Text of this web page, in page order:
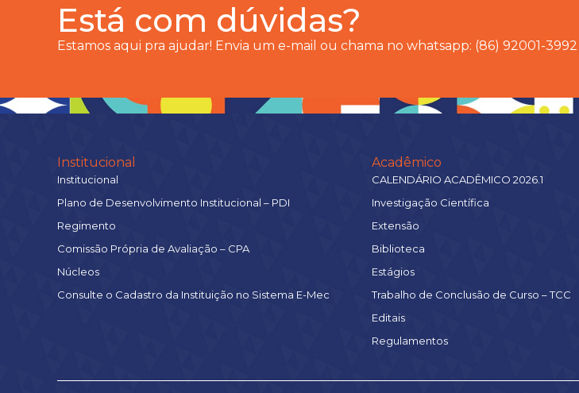
Está com dúvidas?
Estamos aqui pra ajudar! Envia um e-mail ou chama no whatsapp: (86) 92001-3992
Institucional
Institucional
Plano de Desenvolvimento Institucional – PDI
Regimento
Comissão Própria de Avaliação – CPA
Núcleos
Consulte o Cadastro da Instituição no Sistema E-Mec
Acadêmico
CALENDÁRIO ACADÊMICO 2026.1
Investigação Científica
Extensão
Biblioteca
Estágios
Trabalho de Conclusão de Curso – TCC
Editais
Regulamentos